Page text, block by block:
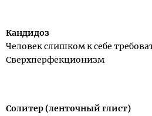
Кандидоз
Человек слишком к себе
Сверхперфекционизм
Солитер (ленточный глист)